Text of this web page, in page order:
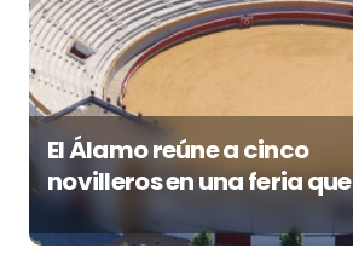
El Álamo reúne a cinco
novilleros en una feria que
vuelve a mirar al futuro